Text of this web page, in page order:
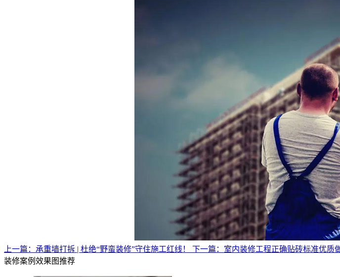
上一篇：承重墙打拆 | 杜绝“野蛮装修”守住施工红线！ 下一篇：室内装修工程正确贴砖标准优质
装修案例效果图推荐